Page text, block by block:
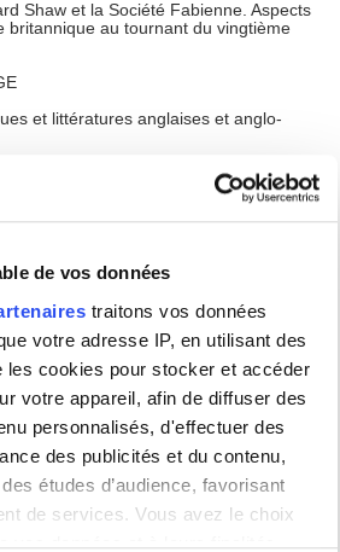
de vos données
traitons vos données
votre adresse IP, en utilisant des
les cookies pour stocker et accéder
votre appareil, afin de diffuser des
personnalisés, d'effectuer des
des publicités et du contenu,
études d’audience, favorisant
de services. Vous avez le choix
vos données et à leurs finalités.
Shaw et la Société Fabienne. Aspects
britannique au tournant du vingtième
et littératures anglaises et anglo-
Professeur des universités
Professeur des universités
- Paris 3
des universités
émérite
- Paris 3
des universités
Diderot